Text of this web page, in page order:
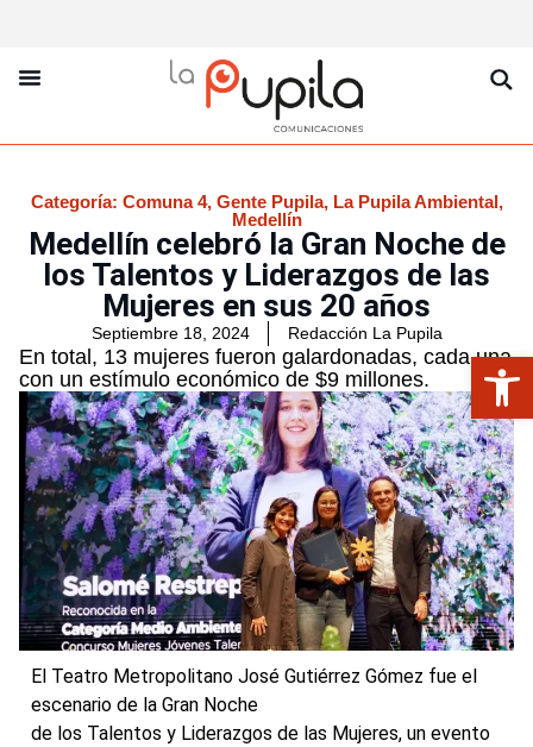
Categoría: Comuna 4, Gente Pupila, La Pupila Ambiental,
Medellín
Medellín celebró la Gran Noche de
los Talentos y Liderazgos de las
Mujeres en sus 20 años
Septiembre 18, 2024 Redacción La Pupila
En total, 13 mujeres fueron galardonadas, cada una
con un estímulo económico de $9 millones.
El Teatro Metropolitano José Gutiérrez Gómez fue el
escenario de la Gran Noche
de los Talentos y Liderazgos de las Mujeres, un evento
Abrir